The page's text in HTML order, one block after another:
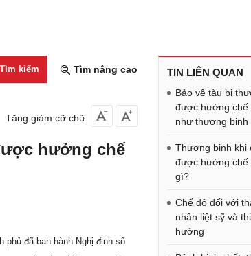
Tìm kiếm Tìm nâng cao
Tăng giảm cỡ chữ:
hưởng chế
phủ đã ban hành Nghị định số
TIN LIÊN QUAN
Bảo vệ tàu bị
được hưởng chế
như thương binh
Thương binh khi
được hưởng chế
gì?
Chế độ đối với
nhân liệt sỹ và
hưởng